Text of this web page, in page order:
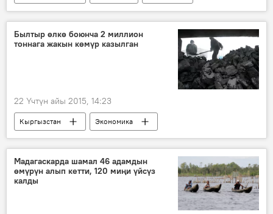
Жаңылыктар
Шериктештик кубогу
Россия
Былтыр өлкө боюнча 2 миллион
тоннага жакын көмүр казылган
22 Үчтүн айы 2015, 14:23
Кыргызстан
Экономика
Мирлан Жакыпов
Кыргызкөмүр мамлекеттик ишканасы
Мадагаскарда шамал 46 адамдын
өмүрүн алып кетти, 120 миңи үйсүз
калды